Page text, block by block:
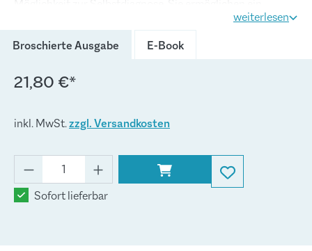
selbstständiges und erfolgreiches Lernen, bei dem das
werden kann.
DieLösungen
weiterlesen
Broschierte Ausgabe
E-Book(Diese Option ist zurzeit
21,80 €*
inkl. MwSt.zzgl. Versandkosten
Sofort lieferbar